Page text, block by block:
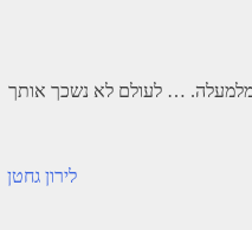
מלמעלה. … לעולם לא נשכך אותך
לירון גחטן